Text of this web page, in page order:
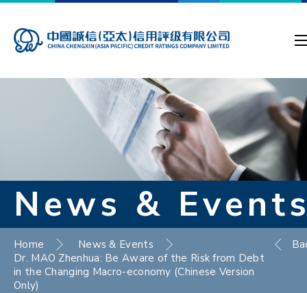
News &
Home
News & Events
Dr. MAO Zhenhua: Be Aware of the Risk from Debt
in the Changing Macro-economy (Chinese Version
Only)